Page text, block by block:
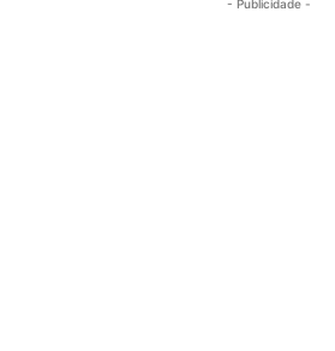
- Publicidade -